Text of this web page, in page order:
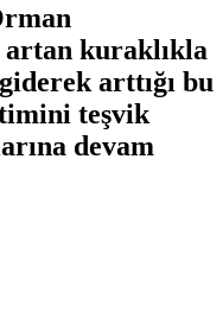
kuraklıkla
arttığı bu
teşvik
devam